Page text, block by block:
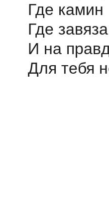
Где камин
Где
И на
Для тебя